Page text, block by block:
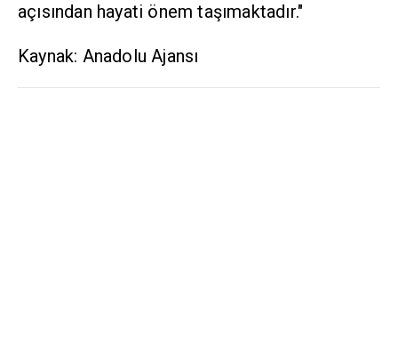
açısından hayati önem taşımaktadır."
Kaynak: Anadolu Ajansı